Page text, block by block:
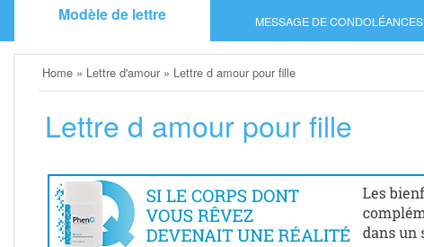
Modèle de lettre MESSAGE DE CONDOLÉANCES
Home » Lettre d'amour » Lettre d amour pour fille
Lettre d amour pour fille